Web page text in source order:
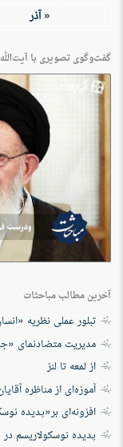
« آذر
گفت‌وگو‌ی تصویری با
آخرین مطالب مباحثات
تبلور عملی نظریه «انسان ۲۵۰ ساله» رهبر شهید در حوزه هزار
مدیریت متضادنمای
از لمعه تا لنز
آموزه‌ای از مناظره
افزونه‌ای بر«پدیده
پدیده نوسکولاریسم